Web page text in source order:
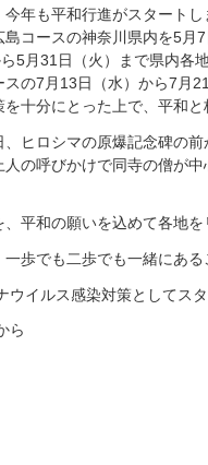
年も平和行進がスタートし
コースの神奈川県内を5月
5月31日（火）まで県内各
の7月13日（水）から7月
十分にとった上で、平和と
ヒロシマの原爆記念碑の
人の呼びかけで同寺の僧が
平和の願いを込めて各地を
歩でも二歩でも一緒にあ
ウイルス感染対策としてス
ら